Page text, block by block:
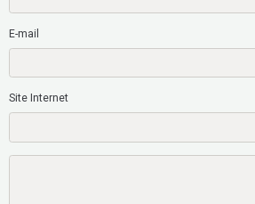
E-mail
Site Internet